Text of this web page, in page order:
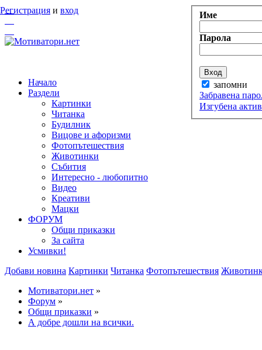
Регистрация и вход Име
Парола
запомни
Забравена
Изгубена
Начало
Раздели
Картинки
Читанка
Будилник
Вицове и афоризми
Фотопътешествия
Животинки
Събития
Интересно - любопитно
Видео
Креативи
Мацки
ФОРУМ
Общи приказки
За сайта
Усмивки!
Добави новина Картинки Читанка Фотопътешествия
Мотиватори.нет »
Форум »
Общи приказки »
А добре дошли на всички.